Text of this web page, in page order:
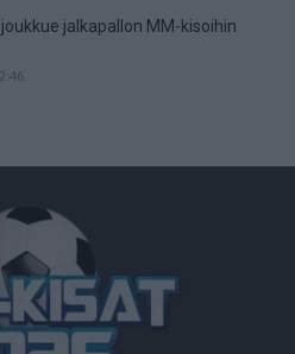
jalkapallon MM-kisoihin